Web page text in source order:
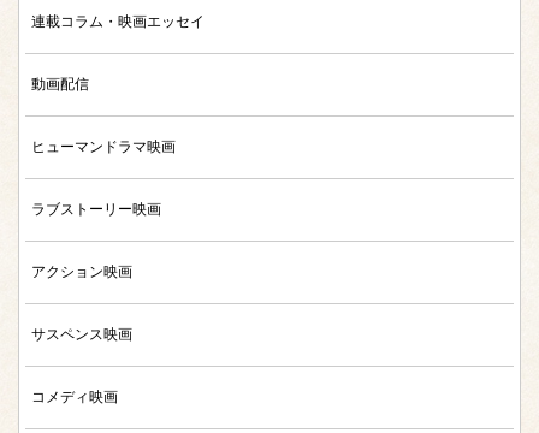
連載コラム・映画エッセイ
動画配信
ヒューマンドラマ映画
ラブストーリー映画
アクション映画
サスペンス映画
コメディ映画